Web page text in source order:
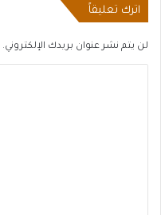
اترك تعليقاً
لن يتم نشر عنوان بريدك الإلكتروني.